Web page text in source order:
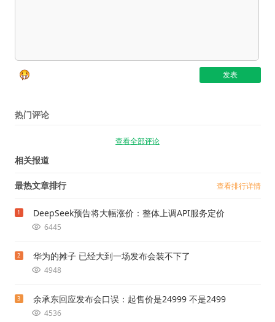
热门评论
查看全部评论
相关报道
最热文章排行 查看排行详情
1 DeepSeek预告将大幅涨价：整体上调API服务定价
6445
2 华为的摊子 已经大到一场发布会装不下了
4948
3 余承东回应发布会口误：起售价是24999 不是2499
4536